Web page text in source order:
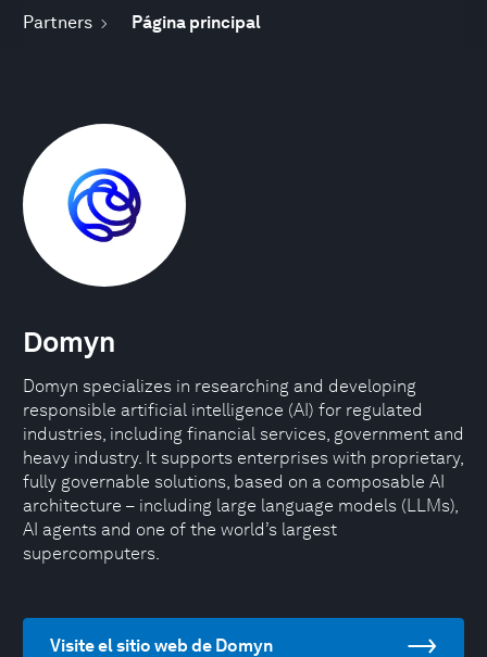
Partners Página principal
Domyn
Domyn specializes in researching and developing
responsible artificial intelligence (AI) for regulated
industries, including financial services, government and
heavy industry. It supports enterprises with proprietary,
fully governable solutions, based on a composable AI
architecture – including large language models (LLMs),
AI agents and one of the world’s largest
supercomputers.
Visite el sitio web de Domyn